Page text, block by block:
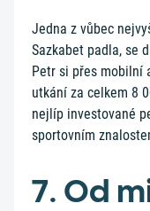
Jedna z vůbec
Sazkabet padla, se
Petr si přes mobilní
utkání za celkem 8
nejlíp investované
sportovním
7. Od